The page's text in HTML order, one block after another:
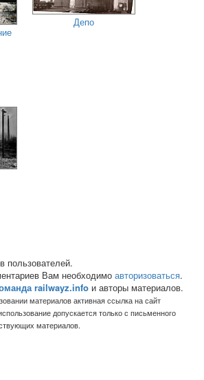
Депо
пользователей.
Вам необходимо авторизоваться.
railwayz.info и авторы материалов.
материалов активная ссылка на сайт
допускается только с письменного
материалов.